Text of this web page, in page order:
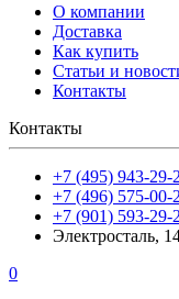
О компании
Доставка
Как купить
Статьи и
Контакты
Контакты
+7 (495) 943-29-
+7 (496) 575-00-
+7 (901) 593-29-
Электросталь,
0